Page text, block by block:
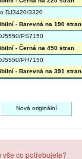
DJ3420/3320
- Barevná na 190 stran
PS7150
- Černá na 450 stran
PH7150
- Barevná na 391 stran
Nová originální
co potřebujete?